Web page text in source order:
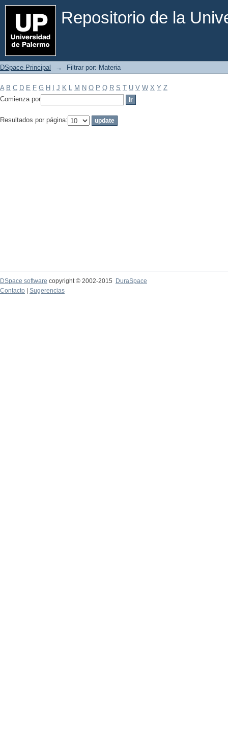
Repositorio de la
Filtrar por: Materia
DSpace Principal → Filtrar por: Materia
A B C D E F G H J K L M N O P Q R S T U V W X Y Z
Comienza por
Resultados por página:
DSpace software copyright © 2002-2015
DuraSpace
Contacto
Sugerencias